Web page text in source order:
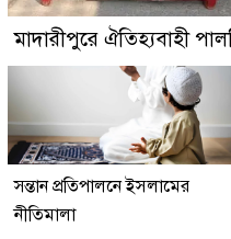
মাদারীপুরে ঐতিহ্যবাহী
সন্তান প্রতিপালনে ইসলামের
নীতিমালা